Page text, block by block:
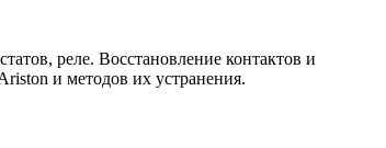
реле. Восстановление контактов и
и методов их устранения.